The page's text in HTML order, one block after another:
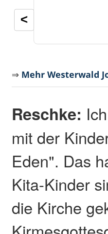
<
⇒ Mehr Westerwald
Reschke:
mit der
Eden". Das
Kita-Kinder
die Kirche